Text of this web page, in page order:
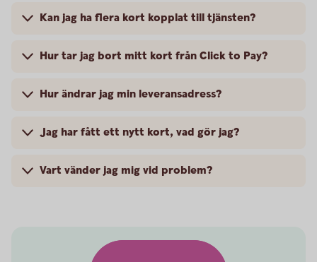
Kan jag ha flera kort kopplat till tjänsten?
Hur tar jag bort mitt kort från Click to Pay?
Hur ändrar jag min leveransadress?
Jag har fått ett nytt kort, vad gör jag?
Vart vänder jag mig vid problem?